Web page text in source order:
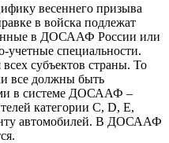
весеннего призыва
в войска подлежат
в ДОСААФ России или
учетные специальности.
всех субъектов страны. То
все должны быть
в системе ДОСААФ –
категории C, D, E,
автомобилей. В ДОСААФ